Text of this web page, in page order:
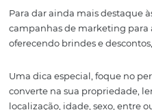
épocas festivas.
Crie publicações sobre as
ofertas especiais,
Lembre-se de encantar